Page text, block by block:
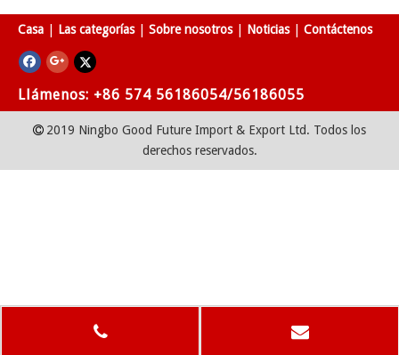
Casa Las categorías Sobre nosotros Noticias Contáctenos
Llámenos: +86 574 56186054/56186055
 2019 Ningbo Good Future Import & Export Ltd. Todos los
derechos reservados.